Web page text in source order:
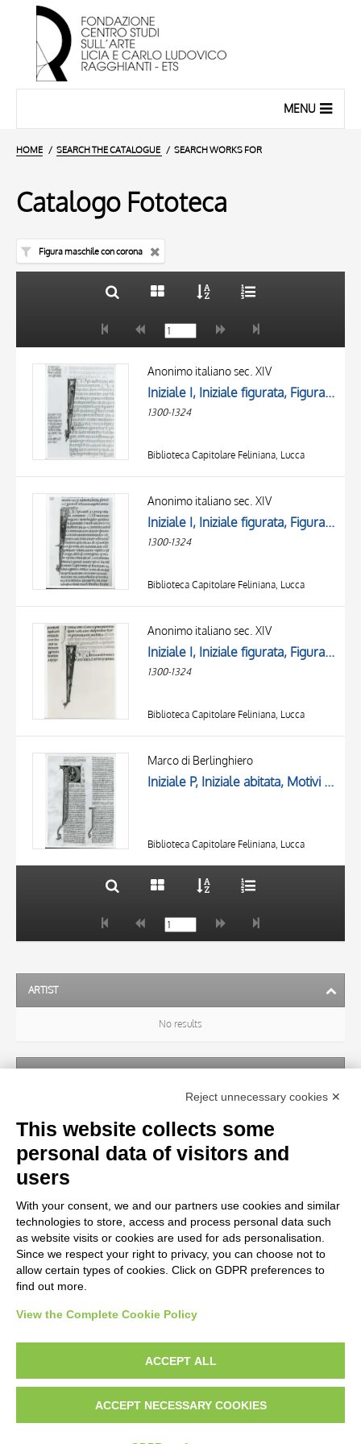
MENU
HOME SEARCH THE CATALOGUE SEARCH WORKS FOR
Catalogo Fototeca
Figura maschile con corona
AUTHOR
LOCATION
20 RESULTS
Anonimo italiano sec. XIV
Iniziale I, Iniziale figurata, Figura maschile con corona, Motivo decorativo zoomorfo
1300-1324
Biblioteca Capitolare Feliniana, Lucca
Anonimo italiano sec. XIV
Iniziale I, Iniziale figurata, Figura maschile con corona, Motivi decorativi con figure fantastiche
1300-1324
Biblioteca Capitolare Feliniana, Lucca
Anonimo italiano sec. XIV
Iniziale I, Iniziale figurata, Figura maschile con corona, Motivo decorativo zoomorfo
1300-1324
Biblioteca Capitolare Feliniana, Lucca
Marco di Berlinghiero
Iniziale P, Iniziale abitata, Motivi decorativi geometrici e vegetali, Intreccio, Motivo decorativo zoomorfo, Suonatore di corno, Figura maschile con corona, Iniziale I, Iniziale decorata
Biblioteca Capitolare Feliniana, Lucca
TITLE
AUTHOR
OBJECT
20 RESULTS
ARTIST
No results
OBJECT
LOCATION
CENTURY
diritto d’autore, legge 22 aprile 1941 n. 633. I diritti degli autori, degli artisti e
dei fotografi che hanno realizzato le opere e le immagini, degli enti e delle
istituzioni che ne sono proprietari, sono riservati. Si vieta quindi la
riproduzione con qualsiasi mezzo effettuata, anche per uso gratuito o
Reject unnecessary cookies ✕
This website collects some
personal data of visitors and
users
With your consent, we and our partners use cookies and similar
technologies to store, access and process personal data such
as website visits or cookies are used for ads personalisation.
Since we respect your right to privacy, you can choose not to
allow certain types of cookies. Click on GDPR preferences to
find out more.
View the Complete Cookie Policy
ACCEPT ALL
ACCEPT NECESSARY COOKIES